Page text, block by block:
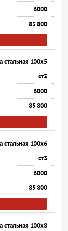
6000
83 800
стальная 100х5
ст3
6000
85 800
стальная 100х6
ст3
6000
85 800
стальная 100х8